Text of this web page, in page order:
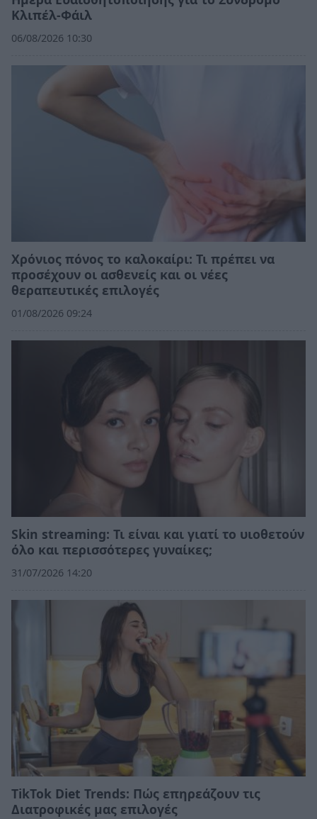
Κλιπέλ-Φάιλ
06/08/2026 10:30
Χρόνιος πόνος το καλοκαίρι: Τι πρέπει να
προσέχουν οι ασθενείς και οι νέες
θεραπευτικές επιλογές
01/08/2026 09:24
Skin streaming: Τι είναι και γιατί το υιοθετούν
όλο και περισσότερες γυναίκες;
31/07/2026 14:20
TikTok Diet Trends: Πώς επηρεάζουν τις
Διατροφικές μας επιλογές